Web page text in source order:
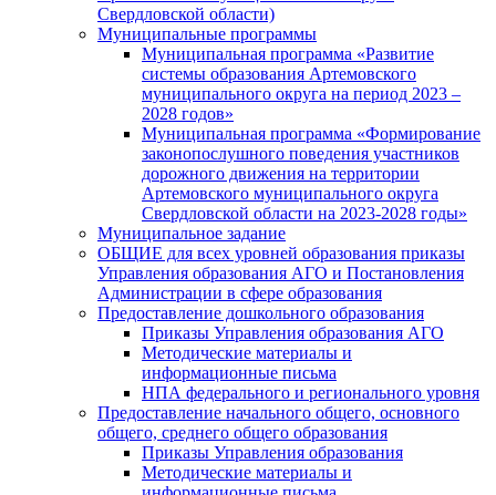
Свердловской области)
Муниципальные программы
Муниципальная программа «Развитие
системы образования Артемовского
муниципального округа на период 2023 –
2028 годов»
Муниципальная программа «Формирование
законопослушного поведения участников
дорожного движения на территории
Артемовского муниципального округа
Свердловской области на 2023-2028 годы»
Муниципальное задание
ОБЩИЕ для всех уровней образования приказы
Управления образования АГО и Постановления
Администрации в сфере образования
Предоставление дошкольного образования
Приказы Управления образования АГО
Методические материалы и
информационные письма
НПА федерального и регионального уровня
Предоставление начального общего, основного
общего, среднего общего образования
Приказы Управления образования
Методические материалы и